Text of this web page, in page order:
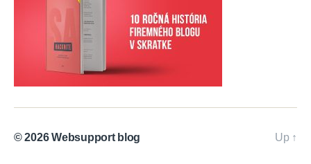
© 2026Websupport blog Up ↑